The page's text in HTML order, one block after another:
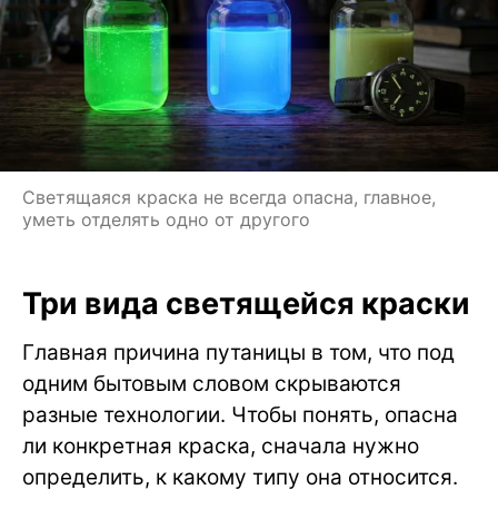
Светящаяся краска не всегда опасна, главное,
уметь отделять одно от другого
Три вида светящейся краски
Главная причина путаницы в том, что под
одним бытовым словом скрываются
разные технологии. Чтобы понять, опасна
ли конкретная краска, сначала нужно
определить, к какому типу она относится.